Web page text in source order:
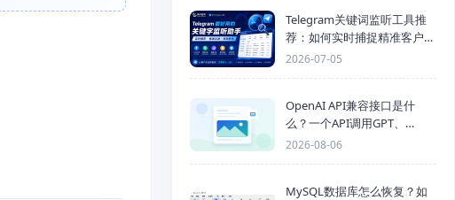
Telegram关键词监听工具推
荐：如何实时捕捉精准客户，
提高获客效率？
2026-07-05
OpenAI API兼容接口是什
么？一个API调用GPT、
Claude、Gemini、DeepSeek
2026-08-06
MySQL数据库怎么恢复？如